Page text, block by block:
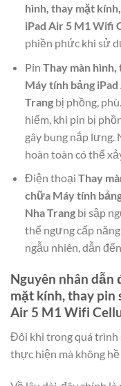
hình, thay mặt
iPad Air 5 M1 Wifi
phiền phức khi sử
Pin Thay màn
Máy tính bảng
Trangbị phồng,
hiểm, khi pin bị
gây bung nắp lưng.
hoàn toàn có thể
Điện thoại Thay
chữa Máy tính
Nha Trangbị sập
thể ngưng cấp
ngẫu nhiên, dẫn
Nguyên nhân dẫn
mặt kính, thay pin
Air 5 M1 Wifi
Đôi khi trong quá trình
thực hiện mà không hề